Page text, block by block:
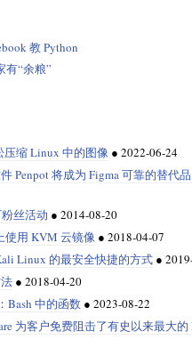
教 Python
有“余粮”
压缩 Linux 中的图像 ● 2022-06-24
Penpot 将成为 Figma 可靠的替代品
丝活动 ● 2014-08-20
使用 KVM 云镜像 ● 2018-04-07
Linux 的最安全快捷的方式 ●
● 2018-04-20
Bash 中的函数 ● 2023-08-22
为客户免费阻击了有史以来最大的